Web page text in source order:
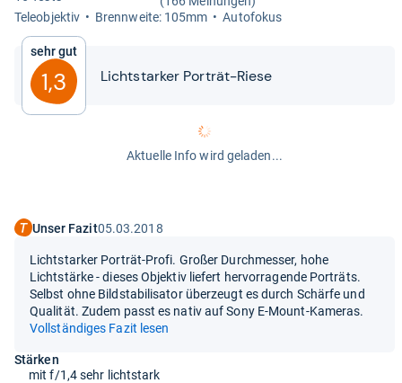
Tele­ob­jek­tiv
Brenn­weite: 105mm Auto­fo­kus
Sehr gut
1,3 Licht­star­ker Por­trät-​​Riese
Aktuelle Info wird geladen...
Unser Fazit05.03.2018
Lichtstarker Porträt-Profi. Großer Durchmesser, hohe
Lichtstärke - dieses Objektiv liefert hervorragende Porträts.
Selbst ohne Bildstabilisator überzeugt es durch Schärfe und
Qualität. Zudem passt es nativ auf Sony E-Mount-Kameras.
Vollständiges Fazit lesen
Stärken
mit f/1,4 sehr lichtstark